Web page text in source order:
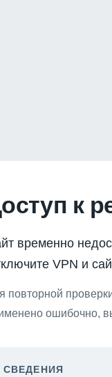
к
временно
VPN и
повторной
ошибочно,
СВЕДЕНИЯ